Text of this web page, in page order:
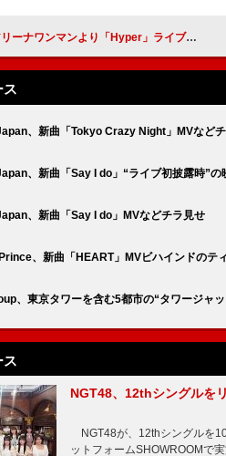
ナワンマンより「Hyper」ライブ映像を公開
ス
、新曲「Tokyo Crazy Night」MVなど
、新曲「Say I do」“ライブ初披露時”の
、新曲「Say I do」MVなどチラ見せ
、新曲「HEART」MVビハインドのテ
、東京タワーを含む5都市の“タワージャ
ス
NGT48、12thシングルを
NGT48が、12thシングルを
ットフォームSHOWROOMで